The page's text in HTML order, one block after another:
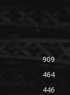
909
464
446